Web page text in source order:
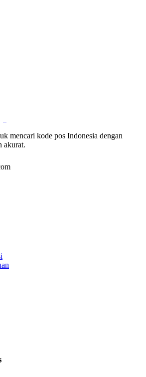
mencari kode pos Indonesia dengan
akurat.